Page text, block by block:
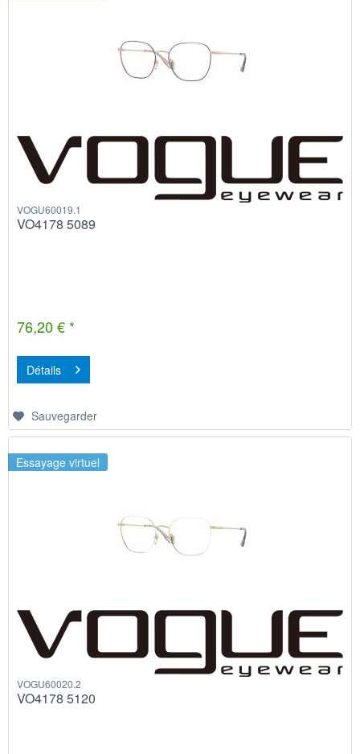
VOGU60019.1
VO4178 5089
76,20 € *
Détails
Sauvegarder
Essayage virtuel
VOGU60020.2
VO4178 5120